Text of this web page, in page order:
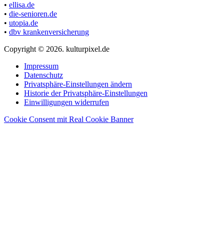
• ellisa.de
• die-senioren.de
• utopia.de
• dbv krankenversicherung
Copyright © 2026. kulturpixel.de
Impressum
Datenschutz
Privatsphäre-Einstellungen ändern
Historie der Privatsphäre-Einstellungen
Einwilligungen widerrufen
Cookie Consent mit Real Cookie Banner